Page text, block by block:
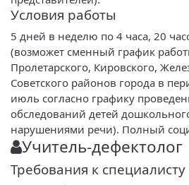
Условия работы
5 дней в неделю по 4 часа, 20
(возможет сменный график
Пролетарского, Кировского,
Советского районов города в
июль согласно графику
обследований детей
нарушениями речи). Полный
Учитель-дефектолог
Требования к специалисту